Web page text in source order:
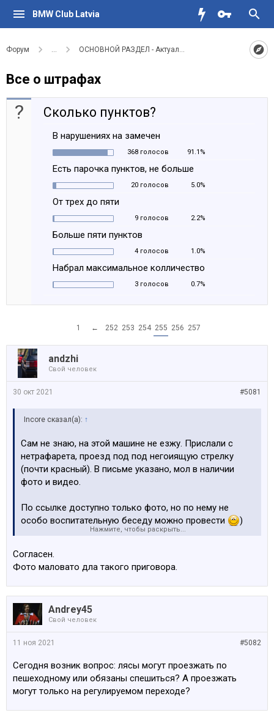
BMW Club Latvia
Форум ... ОСНОВНОЙ РАЗДЕЛ - Актуальное для водителей BMW
Все о штрафах
? Сколько пунктов?
В нарушениях на замечен
368 голосов 91.1%
Есть парочка пунктов, не больше
20 голосов 5.0%
От трех до пяти
9 голосов 2.2%
Больше пяти пунктов
4 голосов 1.0%
Набрал максимальное колличество
3 голосов 0.7%
1 ← 252 253 254 255 256 257
аndzhi
Свой человек
#5081
30 окт 2021
Incore сказал(а): ↑
Сам не знаю, на этой машине не езжу. Прислали с
нетрафарета, проезд под под негоиящую стрелку
(почти красный). В письме указано, мол в наличии
фото и видео.
По ссылке доступно только фото, но по нему не
особо воспитательную беседу можно провести
)
выключилась.
Посмотреть вложение 177618
Нажмите, чтобы раскрыть...
Согласен.
Фото маловато дла такого приговора.
Andrey45
Свой человек
#5082
11 ноя 2021
Сегодня возник вопрос: лясы могут проезжать по
пешеходному или обязаны спешиться? А проезжать
могут только на регулируемом переходе?